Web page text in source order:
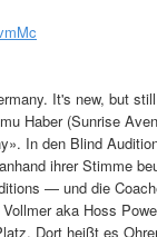
It's new, but
Haber (Sunrise
In den Blind
ihrer Stimme
— und die
aka Hoss
Dort heißt es